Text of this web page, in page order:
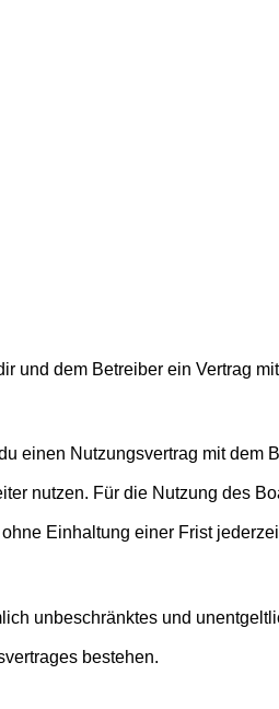
und dem Betreiber ein Vertrag
einen Nutzungsvertrag mit dem
nutzen. Für die Nutzung des
Einhaltung einer Frist
unbeschränktes und
bestehen.